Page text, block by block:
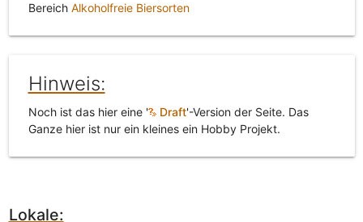
Bereich Alkoholfreie Biersorten
Hinweis:
Noch ist das hier eine ' Draft'-Version der Seite. Das
Ganze hier ist nur ein kleines ein Hobby Projekt.
Lokale: